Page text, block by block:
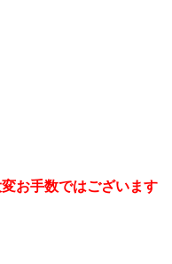
お手数ではございます